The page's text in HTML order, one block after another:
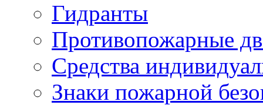
Гидранты
Противопожарные
Средства
Знаки пожарной